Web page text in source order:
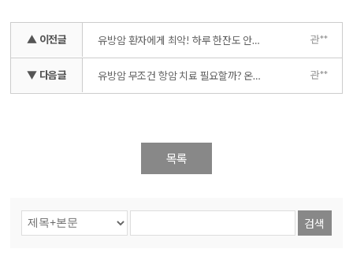
▲ 이전글 유방암 환자에게 최악! 하루 한잔도 안되는 이유 관**
▼ 다음글 유방암 무조건 항암 치료 필요할까? 온코프리 검사에 대한 모든 것 관**
목록
검색